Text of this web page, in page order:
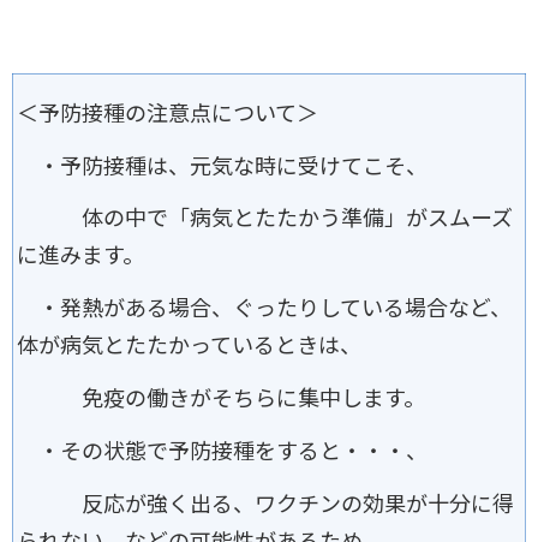
＜予防接種の注意点について＞
・予防接種は、元気な時に受けてこそ、
体の中で「病気とたたかう準備」がスムーズ
に進みます。
・発熱がある場合、ぐったりしている場合など、
体が病気とたたかっているときは、
免疫の働きがそちらに集中します。
・その状態で予防接種をすると・・・、
反応が強く出る、ワクチンの効果が十分に得